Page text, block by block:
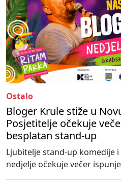
Ostalo
Bloger Krule stiže u
Posjetitelje očekuje
besplatan stand-up
Ljubitelje stand-up komedije
nedjelje očekuje večer